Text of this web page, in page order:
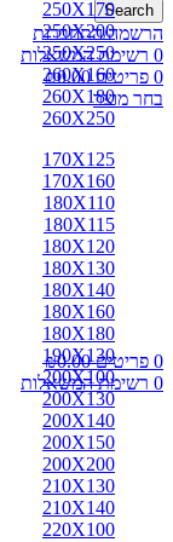
Search
הרשמה/התחברות
0 רשימת המשאלות
0 פריטים ₪0.00
בחר מוצר
0 פריטים ₪0.00
0 רשימת המשאלות
250X170
250X200
250X250
260X160
260X180
260X250
170X125
170X160
180X110
180X115
180X120
180X130
180X140
180X160
180X180
190X130
200X100
200X130
200X140
200X150
200X200
210X130
210X140
220X100